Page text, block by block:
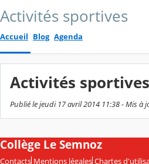
Activités sportives
Accueil Blog Agenda
Activités sportives
Publié le jeudi 17 avril 2014 11:38 - Mis à
Collège Le Semnoz
Contacts Mentions légales Chartes